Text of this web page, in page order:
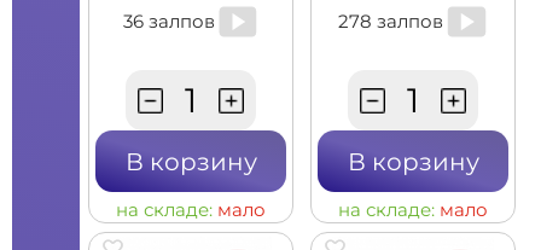
36 залпов
В корзину
на складе: мало
278 залпов
В корзину
на складе: мало